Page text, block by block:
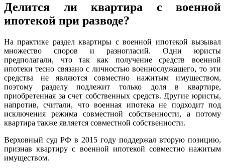
Делится ли квартира с военной
ипотекой при разводе?
На практике раздел квартиры с военной ипотекой вызывал
множество споров и разногласий. Одни юристы
предполагали, что так как получение средств военной
ипотеки тесно связано с личностью военнослужащего, то эти
средства не являются совместно нажитым имуществом,
поэтому разделу подлежит только доля в квартире,
приобретенная за счет собственных средств. Другие юристы,
напротив, считали, что военная ипотека не подходит под
исключения режима совместной собственности, а потому
квартира также является совместной собственности.
Верховный суд РФ в 2015 году поддержал вторую позицию,
признав квартиру с военной ипотекой совместно нажитым
имуществом.